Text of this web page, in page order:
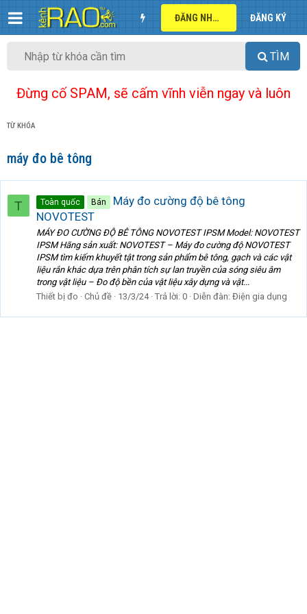
ĐĂNG NHẬP ĐĂNG KÝ
TÌM
Đừng cố SPAM, sẽ cấm vĩnh viễn ngay và luôn
TỪ KHÓA
máy đo bê tông
T Toàn quốc Bán
Máy đo cường độ bê tông
NOVOTEST
MÁY ĐO CƯỜNG ĐỘ BÊ TÔNG NOVOTEST IPSM Model: NOVOTEST
IPSM Hãng sản xuất: NOVOTEST – Máy đo cường độ NOVOTEST
IPSM tìm kiếm khuyết tật trong sản phẩm bê tông, gạch và các vật
liệu rắn khác dựa trên phân tích sự lan truyền của sóng siêu âm
trong vật liệu – Đo độ bền của vật liệu xây dựng và vật...
Thiết bị đo
Chủ đề 13/3/24 Trả lời: 0 Diễn đàn: Điện gia dụng